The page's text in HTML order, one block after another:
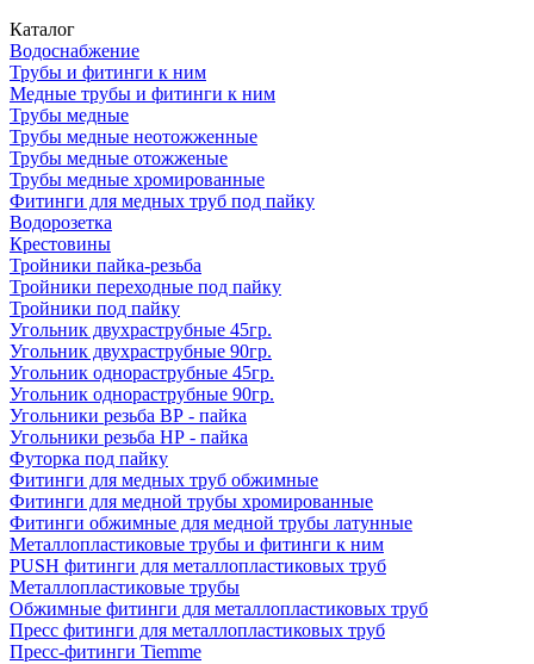
Каталог
Водоснабжение
Трубы и фитинги к ним
Медные трубы и фитинги к ним
Трубы медные
Трубы медные неотожженные
Трубы медные отожженые
Трубы медные хромированные
Фитинги для медных труб под пайку
Водорозетка
Крестовины
Тройники пайка-резьба
Тройники переходные под пайку
Тройники под пайку
Угольник двухраструбные 45гр.
Угольник двухраструбные 90гр.
Угольник однораструбные 45гр.
Угольник однораструбные 90гр.
Угольники резьба ВР - пайка
Угольники резьба НР - пайка
Футорка под пайку
Фитинги для медных труб обжимные
Фитинги для медной трубы хромированные
Фитинги обжимные для медной трубы латунные
Металлопластиковые трубы и фитинги к ним
PUSH фитинги для металлопластиковых труб
Металлопластиковые трубы
Обжимные фитинги для металлопластиковых труб
Пресс фитинги для металлопластиковых труб
Пресс-фитинги Tiemme